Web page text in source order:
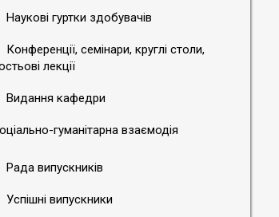
Наукові гуртки здобувачів
Конференції, семінари, круглі столи,
лекції
Видання кафедри
гуманітарна взаємодія
Рада випускників
Успішні випускники